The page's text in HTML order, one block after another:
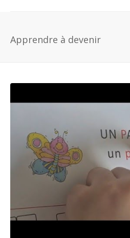
Apprendre à devenir